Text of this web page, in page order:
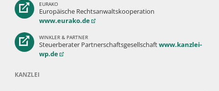
EURAKO
Europäische Rechtsanwaltskooperation
www.eurako.de
WINKLER & PARTNER
Steuerberater Partnerschaftsgesellschaftwww.kanzlei-
wp.de
KANZLEI